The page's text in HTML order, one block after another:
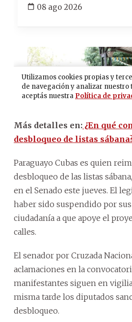
Más detalles en: ¿En qué
desbloqueo de listas
Paraguayo Cubas es quien
desbloqueo de las listas
en el Senado este jueves. El
haber sido suspendido por sus
ciudadanía a que apoye el
calles.
El senador por Cruzada
aclamaciones en la
manifestantes siguen en
misma tarde los diputados
desbloqueo.